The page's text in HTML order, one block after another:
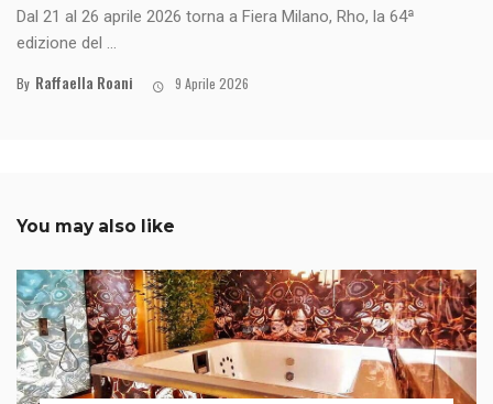
Dal 21 al 26 aprile 2026 torna a Fiera Milano, Rho, la 64ª
edizione del ...
By Raffaella Roani 9 Aprile 2026
You may also like